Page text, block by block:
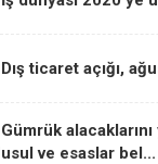
Dış ticaret açığı,
Gümrük
usul ve esaslar bel...